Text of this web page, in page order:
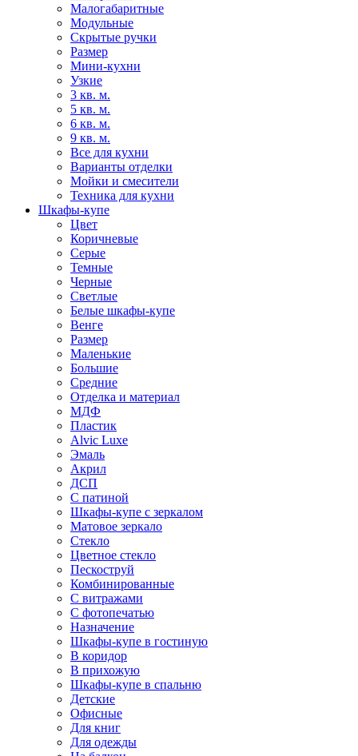
Малогабаритные
Модульные
Скрытые ручки
Размер
Мини-кухни
Узкие
3 кв. м.
5 кв. м.
6 кв. м.
9 кв. м.
Все для кухни
Варианты отделки
Мойки и смесители
Техника для кухни
Шкафы-купе
Цвет
Коричневые
Серые
Темные
Черные
Светлые
Белые шкафы-купе
Венге
Размер
Маленькие
Большие
Средние
Отделка и материал
МДФ
Пластик
Alvic Luxe
Эмаль
Акрил
ДСП
С патиной
Шкафы-купе с зеркалом
Матовое зеркало
Стекло
Цветное стекло
Пескоструй
Комбинированные
С витражами
С фотопечатью
Назначение
Шкафы-купе в гостиную
В коридор
В прихожую
Шкафы-купе в спальню
Детские
Офисные
Для книг
Для одежды